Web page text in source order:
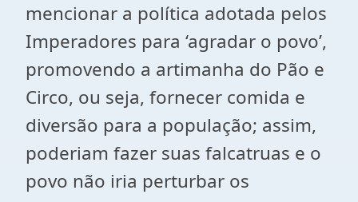
mencionar a política adotada pelos
Imperadores para ‘agradar o povo’,
promovendo a artimanha do Pão e
Circo, ou seja, fornecer comida e
diversão para a população; assim,
poderiam fazer suas falcatruas e o
povo não iria perturbar os